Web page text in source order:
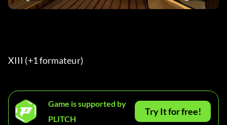
XIII (+1 formateur)
Game is supported by
PLITCH
Try It for free!